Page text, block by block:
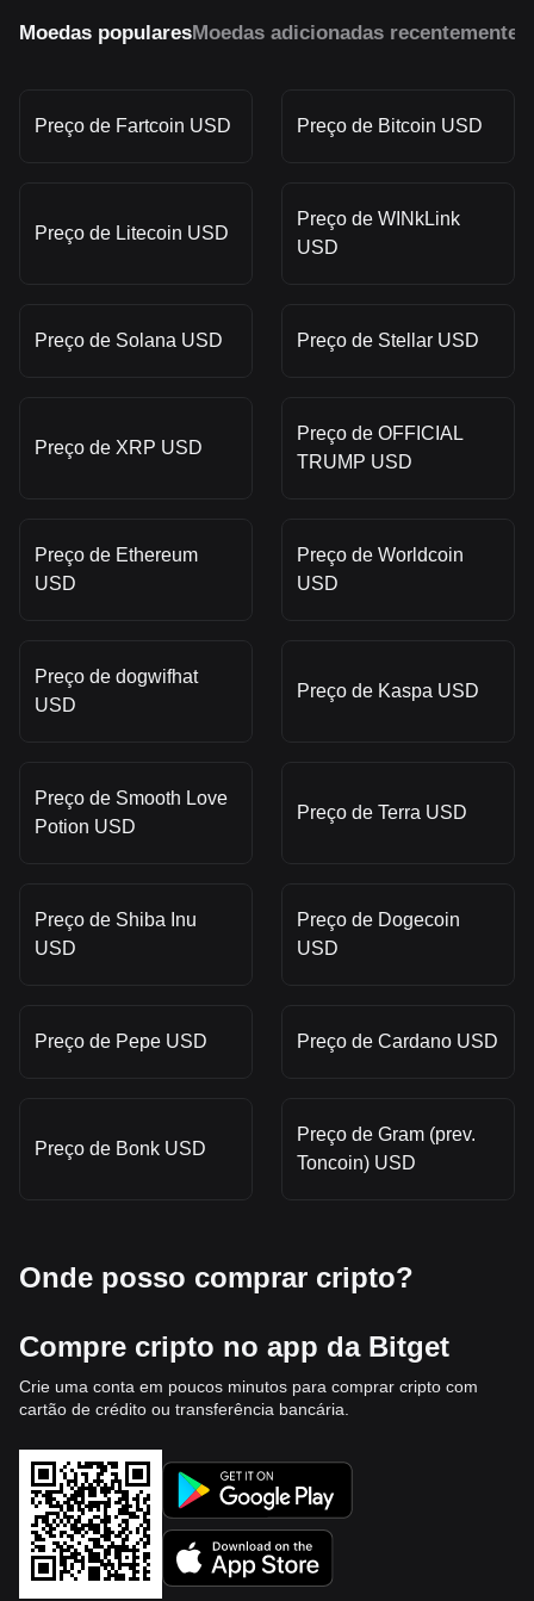
Moedas popularesMoedas adicionadas recentemente
Preço de Fartcoin USD Preço de Bitcoin USD
Preço de Litecoin USD
Preço de WINkLink
USD
Preço de Solana USD Preço de Stellar USD
Preço de XRP USD
Preço de OFFICIAL
TRUMP USD
Preço de Ethereum
USD
Preço de Worldcoin
USD
Preço de dogwifhat
USD
Preço de Kaspa USD
Preço de Smooth Love
Potion USD
Preço de Terra USD
Preço de Shiba Inu
USD
Preço de Dogecoin
USD
Preço de Pepe USD Preço de Cardano USD
Preço de Bonk USD
Preço de Gram (prev.
Toncoin) USD
Onde posso comprar cripto?
Compre cripto no app da Bitget
Crie uma conta em poucos minutos para comprar cripto com
cartão de crédito ou transferência bancária.